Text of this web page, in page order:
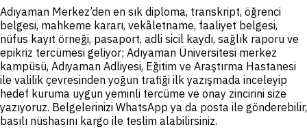
Adıyaman Merkez’den en sık diploma, transkript, öğrenci
belgesi, mahkeme kararı, vekâletname, faaliyet belgesi,
nüfus kayıt örneği, pasaport, adli sicil kaydı, sağlık raporu ve
epikriz tercümesi geliyor; Adıyaman Üniversitesi merkez
kampüsü, Adıyaman Adliyesi, Eğitim ve Araştırma Hastanesi
ile valilik çevresinden yoğun trafiği ilk yazışmada inceleyip
hedef kuruma uygun yeminli tercüme ve onay zincirini size
yazıyoruz. Belgelerinizi WhatsApp ya da posta ile gönderebilir,
basılı nüshasını kargo ile teslim alabilirsiniz.